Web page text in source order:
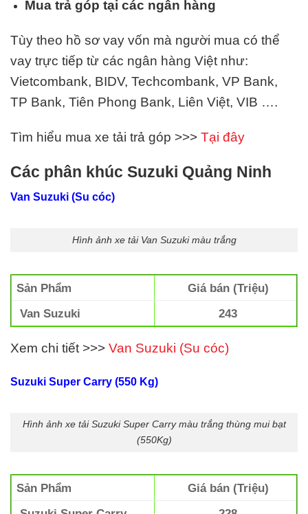
Mua trả góp tại các ngân hàng
Tùy theo hồ sơ vay vốn mà người mua có thể
vay trực tiếp từ các ngân hàng Việt như:
Vietcombank, BIDV, Techcombank, VP Bank,
TP Bank, Tiên Phong Bank, Liên Việt, VIB ….
Tìm hiểu mua xe tải trả góp >>> Tại đây
Các phân khúc Suzuki Quảng Ninh
Van Suzuki (Su cóc)
Hình ảnh xe tải Van Suzuki màu trắng
Sản Phẩm
Giá bán (Triệu)
Van Suzuki
243
Xem chi tiết >>> Van Suzuki (Su cóc)
Suzuki Super Carry (550 Kg)
Hình ảnh xe tải Suzuki Super Carry màu trắng thùng mui bạt
(550Kg)
Sản Phẩm
Giá bán (Triệu)